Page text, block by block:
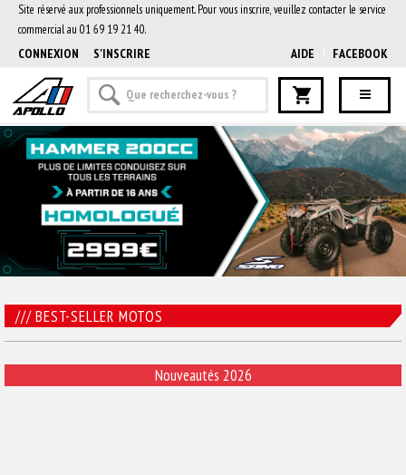
Site réservé aux professionnels uniquement. Pour vous inscrire, veuillez contacter le service
commercial au 01 69 19 21 40.
CONNEXION S'INSCRIRE AIDE FACEBOOK
///BEST-SELLER MOTOS
Nouveautés 2026